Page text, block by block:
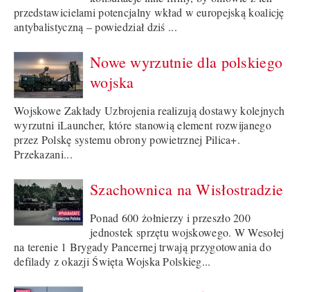
przedstawicielami potencjalny wkład w europejską koalicję
antybalistyczną – powiedział dziś ...
Nowe wyrzutnie dla polskiego
wojska
Wojskowe Zakłady Uzbrojenia realizują dostawy kolejnych
wyrzutni iLauncher, które stanowią element rozwijanego
przez Polskę systemu obrony powietrznej Pilica+.
Przekazani...
Szachownica na Wisłostradzie
Ponad 600 żołnierzy i przeszło 200
jednostek sprzętu wojskowego. W Wesołej
na terenie 1 Brygady Pancernej trwają przygotowania do
defilady z okazji Święta Wojska Polskieg...